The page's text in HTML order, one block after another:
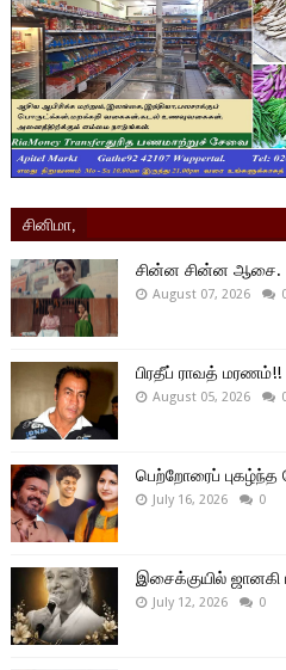
சினிமா,
சின்ன சின்ன ஆசை. -
August 07, 2026
பிரதீப் ராவத் மரணம்!!
August 05, 2026
பெற்றோரைப்
July 16, 2026 0
இசைக்குயில்
July 12, 2026 0